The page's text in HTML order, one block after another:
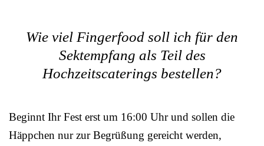
Wie viel Fingerfood soll ich für den
Sektempfang als Teil des
Hochzeitscaterings bestellen?
Beginnt Ihr Fest erst um 16:00 Uhr und sollen die
Häppchen nur zur Begrüßung gereicht werden,